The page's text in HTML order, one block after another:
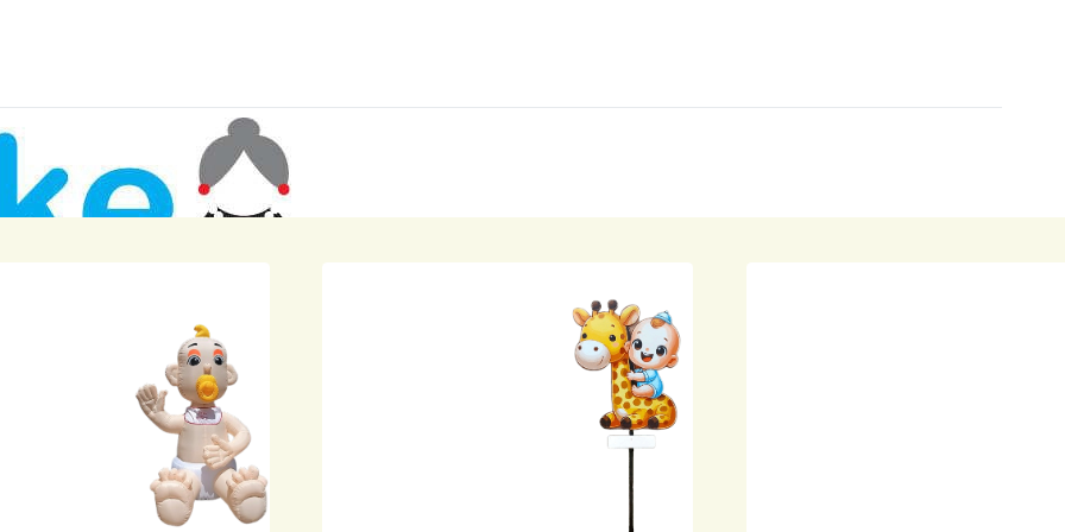
Rode lopers
huren
worden bij geleverd. Kom zeker terug.
Maartje Bruinsma
Erg tevreden! De opblaaspop werd keurig binnen de vooraf
tijden thuis geleverd en weer opgehaald. Ook is deze opgezet op de